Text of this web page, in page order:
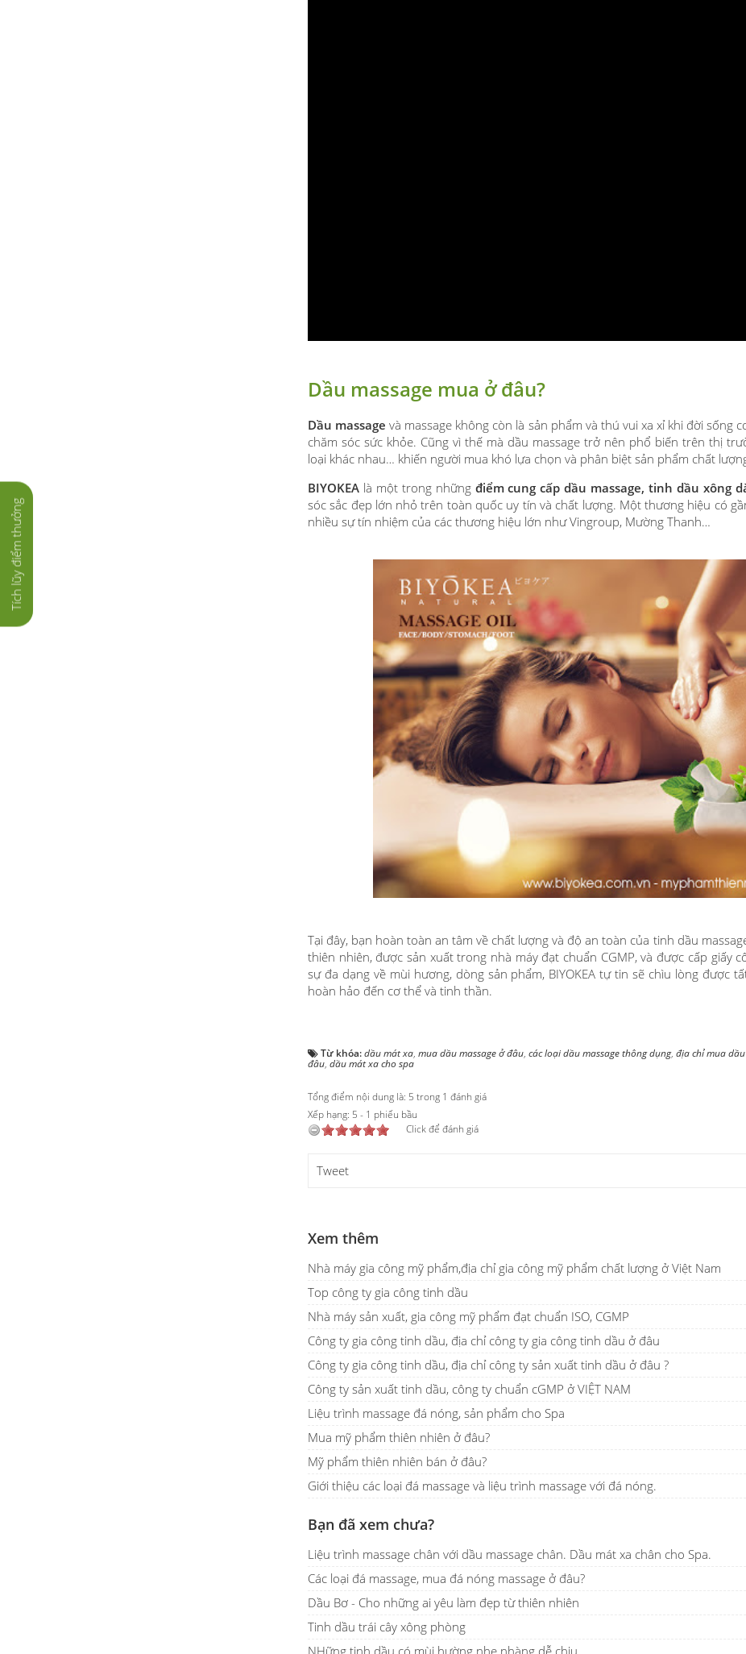
Dầu massage mua ở đâu?
Dầu massage và massage không còn là sản phẩm và thú vui xa xỉ khi đời sống
chăm sóc sức khỏe. Cũng vì thế mà dầu massage trở nên phổ biến trên thị
loại khác nhau… khiến người mua khó lựa chọn và phân biệt sản phẩm chất
BIYOKEA là một trong những điểm cung cấp dầu massage, tinh dầu xông
sóc sắc đẹp lớn nhỏ trên toàn quốc uy tín và chất lượng. Một thương hiệu có
nhiều sự tín nhiệm của các thương hiệu lớn như Vingroup, Mường Thanh…
Tại đây, bạn hoàn toàn an tâm về chất lượng và độ an toàn của tinh dầu
thiên nhiên, được sản xuất trong nhà máy đạt chuẩn CGMP, và được cấp giấy
sự đa dạng về mùi hương, dòng sản phẩm, BIYOKEA tự tin sẽ chìu lòng được
hoàn hảo đến cơ thể và tinh thần.
Từ khóa:dầu mát xa, mua dầu massage ở đâu, các loại dầu massage thông dụng, địa chỉ mua dầu
đâu, dầu mát xa cho spa
Tổng điểm nội dung là: 5 trong 1 đánh giá
Xếp hạng: 5 - 1 phiếu bầu
Click để đánh giá
Tweet
Xem thêm
Nhà máy gia công mỹ phẩm,địa chỉ gia công mỹ phẩm chất lượng ở Việt Nam
Top công ty gia công tinh dầu
Nhà máy sản xuất, gia công mỹ phẩm đạt chuẩn ISO, CGMP
Công ty gia công tinh dầu, địa chỉ công ty gia công tinh dầu ở đâu
Công ty gia công tinh dầu, địa chỉ công ty sản xuất tinh dầu ở đâu ?
Công ty sản xuất tinh dầu, công ty chuẩn cGMP ở VIỆT NAM
Liệu trình massage đá nóng, sản phẩm cho Spa
Mua mỹ phẩm thiên nhiên ở đâu?
Mỹ phẩm thiên nhiên bán ở đâu?
Giới thiệu các loại đá massage và liệu trình massage với đá nóng.
Bạn đã xem chưa?
Liệu trình massage chân với dầu massage chân. Dầu mát xa chân cho Spa.
Các loại đá massage, mua đá nóng massage ở đâu?
Dầu Bơ - Cho những ai yêu làm đẹp từ thiên nhiên
Tinh dầu trái cây xông phòng
NHững tinh dầu có mùi hường nhẹ nhàng dễ chịu
Tích lũy điểm thưởng